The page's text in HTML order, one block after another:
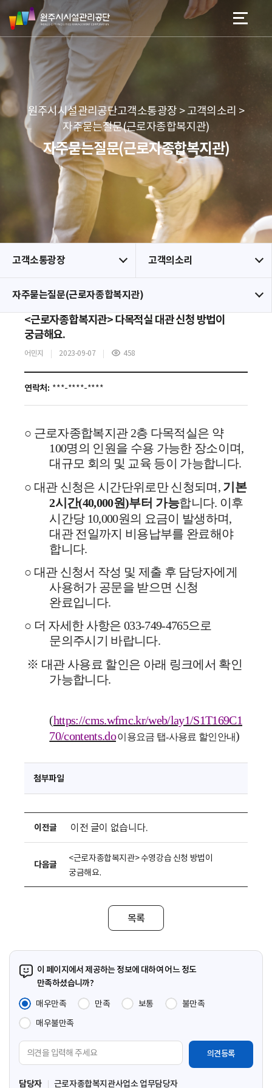
네
이
션
본문 바로가기
메뉴 바로가기
원
주
시
시
설
관
리
공
단
원주시시설관리공단고객소통광장 > 고객의소리 >
자주묻는질문(근로자종합복지관)
자주묻는질문(근로자종합복지관)
고객소통광장 고객의소리
자주묻는질문(근로자종합복지관)
<근로자종합복지관> 다목적실 대관 신청 방법이
궁금해요.
어민지 2023-09-07
조
458
연락처: ***-****-****
○ 근로자종합복지관 2층 다목적실은 약
100명의 인원을 수용 가능한 장소이며,
대규모 회의 및 교육 등이 가능합니다.
○ 대관 신청은 시간단위로만 신청되며, 기본
2시간(40,000원)부터 가능합니다. 이후
시간당 10,000원의 요금이 발생하며,
대관 전일까지 비용납부를 완료해야
합니다.
○ 대관 신청서 작성 및 제출 후 담당자에게
사용허가 공문을 받으면 신청
완료입니다.
○ 더 자세한 사항은033-749-4765으로
문의주시기 바랍니다.
※ 대관 사용료 할인은 아래 링크에서 확인
가능합니다.
(https://cms.wfmc.kr/web/lay1/S1T169C1
70/contents.do이용요금 탭-사용료 할인안내)
첨부파일
이전글 이전 글이 없습니다.
다음글
<근로자종합복지관> 수영강습 신청 방법이
궁금해요.
목록
이 페이지에서 제공하는 정보에 대하여 어느 정도
만족하셨습니까?
매우만족
만족 보통
불만족
매우불만족
견
입
담당자 근로자종합복지관사업소 업무담당자